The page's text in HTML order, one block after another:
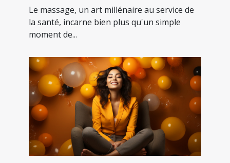
Le massage, un art millénaire au service de
la santé, incarne bien plus qu'un simple
moment de...